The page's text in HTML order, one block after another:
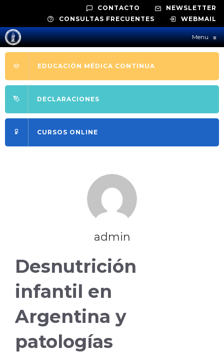
CONTACTO
NEWSLETTER
CONSULTAS FRECUENTES
WEBMAIL
Menu≡
EDUCACIÓN MÉDICA CONTINUA
DECLARACIONES
CURSOS ONLINE
admin
Desnutrición
infantil en
Argentina y
patologías